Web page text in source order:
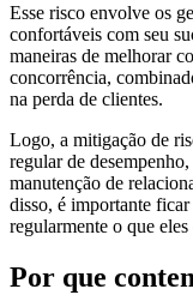
Esse risco envolve os
confortáveis com seu
maneiras de melhorar
concorrência,
na perda de clientes.
Logo, a mitigação de
regular de
manutenção de
disso, é importante
regularmente o que eles
Por que